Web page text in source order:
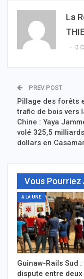
La
0
PREV POST
Pillage des forêts
trafic de bois vers
Chine : Yaya
volé 325,5
dollars en
Vous Pourriez
A LA UNE
Guinaw-Rails Sud :
dispute entre deux